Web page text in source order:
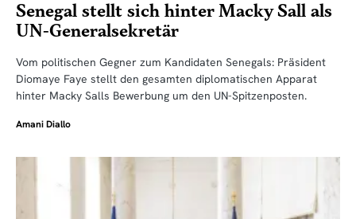
Senegal stellt sich hinter Macky Sall als
UN-Generalsekretär
Vom politischen Gegner zum Kandidaten Senegals: Präsident
Diomaye Faye stellt den gesamten diplomatischen Apparat
hinter Macky Salls Bewerbung um den UN-Spitzenposten.
Amani Diallo